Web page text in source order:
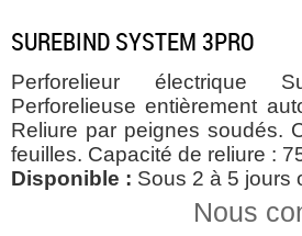
SUREBIND SYSTEM 3PRO
Perforelieur électrique
Perforelieuse entièrement
Reliure par peignes soudés.
feuilles. Capacité de reliure :
Disponible : Sous 2 à 5 jours
Nous